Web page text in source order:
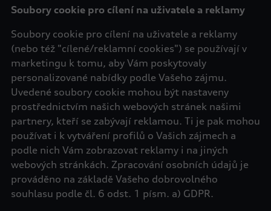
Soubory cookie pro cílení na uživatele a reklamy
Soubory cookie pro cílení na uživatele a reklamy
(nebo též "cílené/reklamní cookies") se používají v
marketingu k tomu, aby Vám poskytovaly
personalizované nabídky podle Vašeho zájmu.
Uvedené soubory cookie mohou být nastaveny
prostřednictvím našich webových stránek našimi
partnery, kteří se zabývají reklamou. Ti je pak mohou
používat i k vytváření profilů o Vašich zájmech a
podle nich Vám zobrazovat reklamy i na jiných
webových stránkách. Zpracování osobních údajů je
prováděno na základě Vašeho dobrovolného
souhlasu podle čl. 6 odst. 1 písm. a) GDPR.